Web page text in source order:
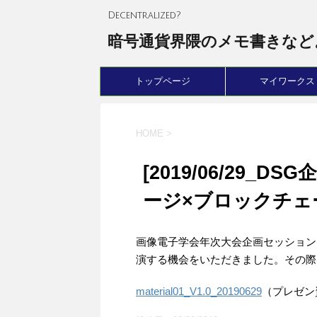
Decentralized?
暗号通貨界隈のメモ書きなど
トップページ マイワークス
HOME >
[2019/06/29_DSG
ージ×ブロックチ
画像電子学会年次大会企画セッショ
演する機会をいただきました。その
material01_V1.0_20190629 （プレゼ